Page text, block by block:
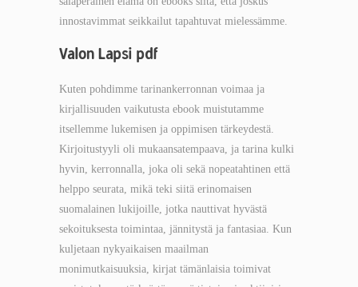
innostavimmat seikkailut tapahtuvat mielessämme.
Valon Lapsi pdf
Kuten pohdimme tarinankerronnan voimaa ja
kirjallisuuden vaikutusta ebook muistutamme
itsellemme lukemisen ja oppimisen tärkeydestä.
Kirjoitustyyli oli mukaansatempaava, ja tarina kulki
hyvin, kerronnalla, joka oli sekä nopeatahtinen että
helppo seurata, mikä teki siitä erinomaisen
suomalainen lukijoille, jotka nauttivat hyvästä
sekoituksesta toimintaa, jännitystä ja fantasiaa. Kun
kuljetaan nykyaikaisen maailman
monimutkaisuuksia, kirjat tämänlaisia toimivat